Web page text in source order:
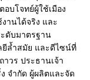
บโจทย์ผู้ใช้เมือง
านได้จริง และ
ดับมาตรฐาน
ล้ำสมัย และดีไซน์ที่
วร ประธานเจ้า
จำกัด ผู้ผลิตและจัด